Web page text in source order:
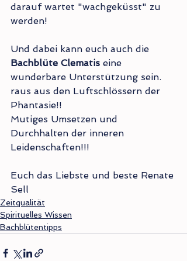
darauf wartet "wachgeküsst" zu
werden!
Und dabei kann euch auch die
Bachblüte Clematis eine
wunderbare Unterstützung sein.
raus aus den Luftschlössern der
Phantasie!!
Mutiges Umsetzen und
Durchhalten der inneren
Leidenschaften!!!
Euch das Liebste und beste Renate
Sell
Zeitqualität
Spirituelles Wissen
Bachblütentipps